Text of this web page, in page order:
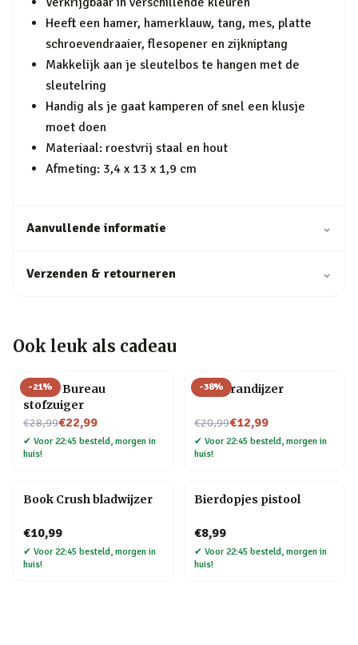
Heeft een hamer, hamerklauw, tang, mes, platte
schroevendraaier, flesopener en zijkniptang
Makkelijk aan je sleutelbos te hangen met de
sleutelring
Handig als je gaat kamperen of snel een klusje
moet doen
Materiaal: roestvrij staal en hout
Afmeting: 3,4 x 13 x 1,9 cm
Aanvullende informatie ⌄
Verzenden & retourneren ⌄
Ook leuk als cadeau
-21%
Henry Bureau
stofzuiger
€28,99
Nu voor€22,99
✔ Voor 22:45 besteld, morgen in
huis!
-38%
BBQ brandijzer
€20,99
Nu voor€12,99
✔ Voor 22:45 besteld, morgen in
huis!
Book Crush bladwijzer
€10,99
✔ Voor 22:45 besteld, morgen in
huis!
Bierdopjes pistool
€8,99
✔ Voor 22:45 besteld, morgen in
huis!